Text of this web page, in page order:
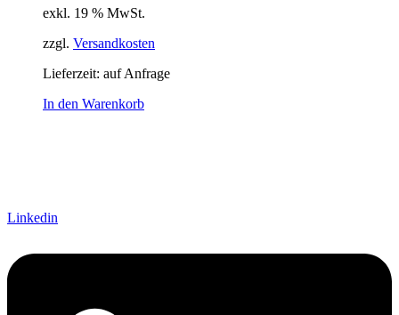
passiv(1)
Schnittstelle
exkl. 19 % MwSt.
zzgl. Versandkosten
Lieferzeit: auf Anfrage
In den Warenkorb
Linkedin